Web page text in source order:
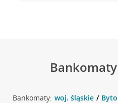
Bankomaty: woj. śląskie